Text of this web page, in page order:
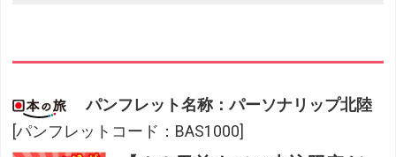
パンフレット名称：パーソナリップ北陸
[パンフレットコード：BAS1000]